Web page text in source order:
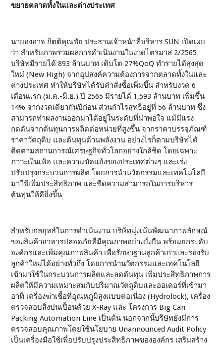
ขยายตลาดทั้งในและต่างประเทศ
นายองอาจ กิตติคุณชัย ประธานเจ้าหน้าที่บริหาร SUN เปิดเผย
ว่า สำหรับภาพรวมผลการดำเนินงานในงวดไตรมาส 2/2565
บริษัทมีรายได้ 893 ล้านบาท เติบโต 27%QoQ ทำรายได้สุงสุด
ใหม่ (New High) จากอุปสงค์ความต้องการจากตลาดทั้งในและ
ต่างประเทศ ทำให้บริษัทได้รับคำสั่งซื้อเพิ่มขึ้น สำหรับงวด 6
เดือนแรก (ม.ค.-มิ.ย.) ปี 2565 มีรายได้ 1,593 ล้านบาท เพิ่มขึ้น
14% จากงวดเดียวกันปีก่อน ส่วนกำไรสุทธิอยู่ที่ 56 ล้านบาท ซึ่ง
สามารถทำผลงานออกมาได้อยู่ในระดับที่น่าพอใจ แม้มีแรง
กดดันจากต้นทุนการผลิตต่อหน่วยที่สูงขึ้น จากราคาบรรจุภัณฑ์
ราคาวัตถุดิบ และต้นทุนด้านพลังงาน อย่างไรก็ตามบริษัทได้
ติดตามสถานการณ์เศรษฐกิจทั่วโลกอย่างใกล้ชิด โดยเฉพาะ
ภาวะเงินเฟ้อ และความขัดแย้งของประเทศต่างๆ และเร่ง
ปรับปรุงกระบวนการผลิต โดยการนำนวัตกรรมและเทคโนโลยี
มาใช้เพิ่มประสิทธิภาพ และขีดความสามารถในการบริหาร
ต้นทุนให้ดียิ่งขึ้น
สำหรับกลยุทธ์ในการดำเนินงาน บริษัทมุ่งเน้นพัฒนาภาพลักษณ์
ของสินค้าอาหารปลอดภัยที่มีคุณภาพอย่างยั่งยืน พร้อมยกระดับ
องค์กรและเพิ่มคุณภาพสินค้า เพื่อรักษาฐานลูกค้าเก่าและรองรับ
ลูกค้าใหม่ได้อย่างทั่วถึง โดยการนำนวัตกรรมและเทคโนโลยี
เข้ามาใช้ในกระบวนการผลิตและลดต้นทุน เพิ่มประสิทธิภาพการ
ผลิตให้มีความเหมาะสมกับปริมาณวัตถุดิบและออเดอร์ที่เข้ามา
อาทิ เครื่องฆ่าเชื้อที่อุณหภูมิสูงแบบต่อเนื่อง (Hydrolock), เครื่อง
ตรวจสอบสิ่งปนเปื้อนด้วย X-Ray และ โครงการ Big Can
Packing Automation Line เป็นต้น นอกจากนี้บริษัทยังมีการ
ตรวจสอบคุณภาพโดยใช้นโยบาย Unannounced Audit Policy
เป็นเครื่องมือใช้เพื่อปรับปรุงประสิทธิภาพขององค์กร เสริมสร้าง